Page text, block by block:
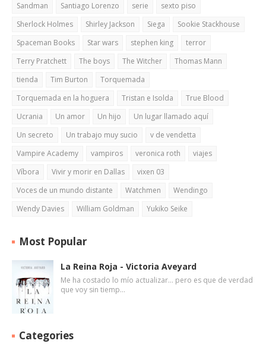
Sandman
Santiago Lorenzo serie
sexto piso
Sherlock Holmes
Shirley Jackson Siega
Sookie Stackhouse
Spaceman Books
Star wars stephen king
terror
Terry Pratchett
The boys The Witcher
Thomas Mann
tienda
Tim Burton
Torquemada
Torquemada en la hoguera
Tristan e Isolda
True Blood
Ucrania
Un amor Un hijo
Un lugar llamado aquí
Un secreto
Un trabajo muy sucio
v de vendetta
Vampire Academy
vampiros veronica roth
viajes
Víbora
Vivir y morir en Dallas
vixen 03
Voces de un mundo distante
Watchmen
Wendingo
Wendy Davies
William Goldman Yukiko Seike
Most Popular
La Reina Roja - Victoria Aveyard
Me ha costado lo mío actualizar... pero es que de verdad
que voy sin tiemp…
Categories